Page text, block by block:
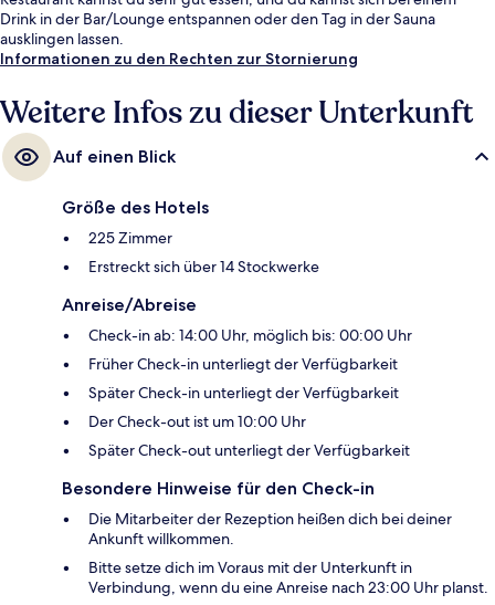
Drink in der Bar/Lounge entspannen oder den Tag in der Sauna
ausklingen lassen.
Informationen zu den Rechten zur Stornierung
Weitere Infos zu dieser Unterkunft
Auf einen Blick
Größe des Hotels
225 Zimmer
Erstreckt sich über 14 Stockwerke
Anreise/Abreise
Check-in ab: 14:00 Uhr, möglich bis: 00:00 Uhr
Früher Check-in unterliegt der Verfügbarkeit
Später Check-in unterliegt der Verfügbarkeit
Der Check-out ist um 10:00 Uhr
Später Check-out unterliegt der Verfügbarkeit
Besondere Hinweise für den Check-in
Die Mitarbeiter der Rezeption heißen dich bei deiner
Ankunft willkommen.
Bitte setze dich im Voraus mit der Unterkunft in
Verbindung, wenn du eine Anreise nach 23:00 Uhr planst.